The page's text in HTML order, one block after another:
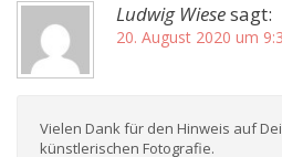
Ludwig Wiesesagt:
20. August 2020 um
Vielen Dank für den Hinweis auf
künstlerischen Fotografie.